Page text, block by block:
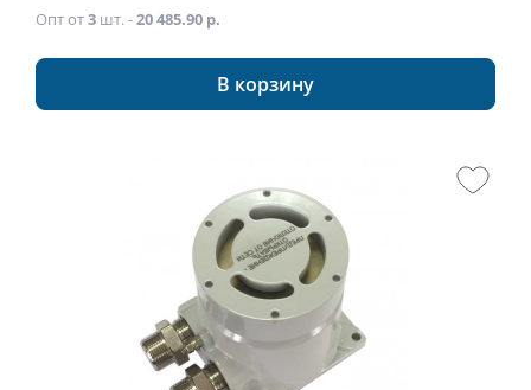
Опт от3 шт. -20 485.90 р.
В корзину